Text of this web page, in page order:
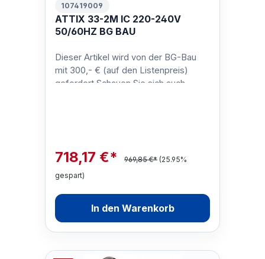
107419009
ATTIX 33-2M IC 220-240V
50/60HZ BG BAU
Dieser Artikel wird von der BG-Bau
mit 300,- € (auf den Listenpreis)
gefordert.Schauen Sie sich auch
718,17 €* 969,85 €* (25.95%
gespart)
In den Warenkorb